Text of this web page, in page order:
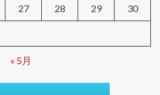
27 28 29 30
« 5月